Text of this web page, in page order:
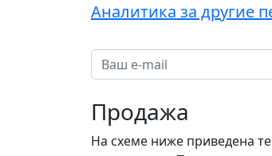
Аналитика за другие
Продажа
На схеме ниже приведена